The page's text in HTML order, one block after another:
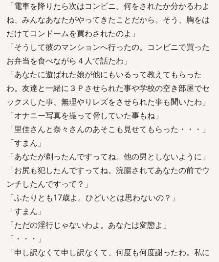
「電車を降りたら次はコンビニ。何をされたか分かるわよ
ね、みんなあなたがやってきたことだから。そう、胸をは
だけてコンドームを買わされたのよ」
「そうして彼のマンションへ行ったの。コンビニで買った
お弁当を食べながら４人で話たわ」
「あなたに遊ばれた娘が他にもいるって教えてもらった
わ。友達と一緒に３Ｐさせられた事や学校の空き部屋でセ
ックスした事、無理やりレズをさせられた事も聞いたわ」
「オナニー写真を撮って脅していた事もね」
「里佳さんと奈々さんのあそこも見せてもらった・・・」
「すまん」
「あなたが剃ったんですってね。他の男としないように」
「お尻も犯したんですってね。浣腸されてあなたの前でウ
ンチしたんですって？」
「ふたりとも17歳よ。ひどいとは思わないの？」
「すまん」
「ただの淫行じゃないわよ。あなたは変態よ」
「・・・」
「申し訳なくて申し訳なくて、何度も何度謝ったわ。私に